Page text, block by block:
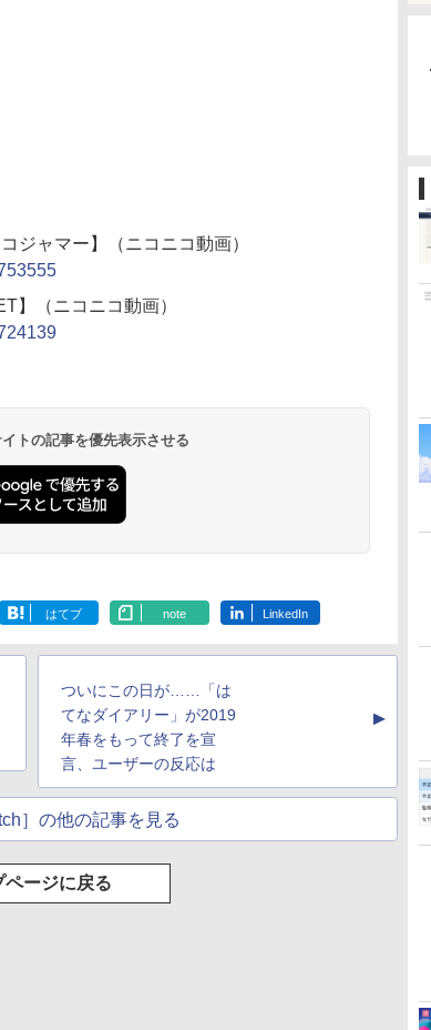
ジャマー】（ニコニコ動画）
】（ニコニコ動画）
トの記事を優先表示させる
はてブ note LinkedIn
ついにこの日が……「は
てなダイアリー」が2019
年春をもって終了を宣
言、ユーザーの反応は
▲
］の他の記事を見る
ページに戻る